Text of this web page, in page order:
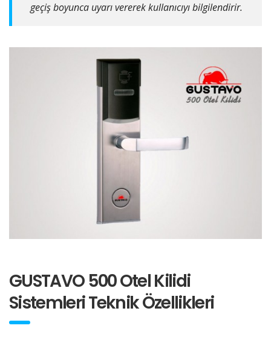
geçiş boyunca uyarı vererek kullanıcıyı bilgilendirir.
GUSTAVO 500 Otel Kilidi
Sistemleri Teknik Özellikleri